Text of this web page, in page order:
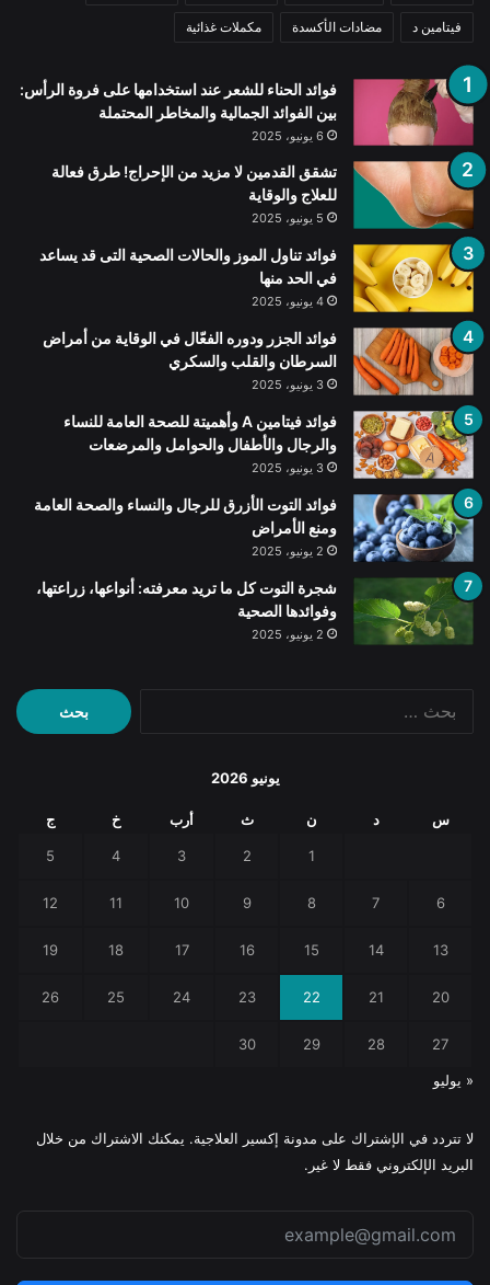
فيتامين د مضادات الأكسدة مكملات غذائية
فوائد الحناء للشعر عند استخدامها على فروة الرأس:
بين الفوائد الجمالية والمخاطر المحتملة
6 يونيو، 2025
تشقق القدمين لا مزيد من الإحراج! طرق فعالة
للعلاج والوقاية
5 يونيو، 2025
فوائد تناول الموز والحالات الصحية التى قد يساعد
في الحد منها
4 يونيو، 2025
فوائد الجزر ودوره الفعّال في الوقاية من أمراض
السرطان والقلب والسكري
3 يونيو، 2025
فوائد فيتامين A وأهميتة للصحة العامة للنساء
والرجال والأطفال والحوامل والمرضعات
3 يونيو، 2025
فوائد التوت الأزرق للرجال والنساء والصحة العامة
ومنع الأمراض
2 يونيو، 2025
شجرة التوت كل ما تريد معرفته: أنواعها، زراعتها،
وفوائدها الصحية
2 يونيو، 2025
البحث
عن:
يونيو 2026
س د ن ث أرب خ ج
1
2
3
4
5
6
7
8
9
10
11
12
13
14
15
16
17
18
19
20
21
22
23
24
25
26
27
28
29
30
« يوليو
لا تتردد في الإشتراك على مدونة إكسير العلاجية. يمكنك الاشتراك من خلال
البريد الإلكتروني فقط لا غير.